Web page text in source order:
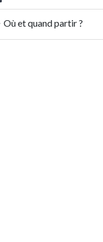
Où et quand partir ?